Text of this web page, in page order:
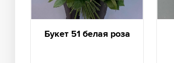
Букет 51 белая роза